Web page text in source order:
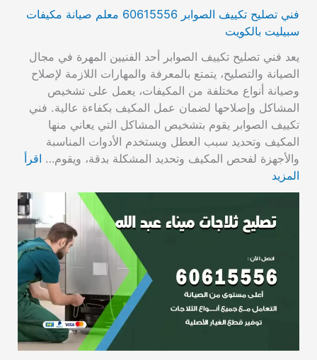
فني تصليح تكييف الصوابر 60615556 معلم صيانة مكيفات
سبيليت بالكويت
يعد فني تصليح تكييف الصوابر أحد الفنيين المهرة في مجال
الصيانة والتصليح، يتمتع بالمعرفة والمهارات اللازمة لإصلاح
وصيانة أنواع مختلفة من المكيفات، يعمل على تشخيص
المشاكل وإصلاحها لضمان عمل المكيف بكفاءة عالية. فني
تكييف الصوابر يقوم بتشخيص المشاكل التي يعاني منها
المكيف وتحديد سبب العطل ويستخدم الأدوات المناسبة
والأجهزة لفحص المكيف وتحديد المشكلة بدقة، ويقوم… اقرأ
المزيد